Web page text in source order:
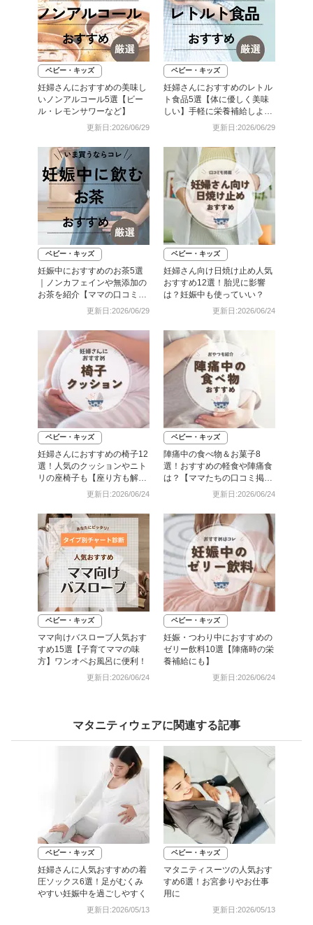
ベビー・キッズ
妊婦さんにおすすめの美味し
いノンアルコール5選【ビー
ル・レモンサワーなど】
更新日:2026/06/29
ベビー・キッズ
妊婦さんにおすすめのレトル
ト食品5選【体に優しく美味
しい】手軽に栄養補給しよ
更新日:2026/06/29
ベビー・キッズ
妊娠中におすすめのお茶5選
｜ノンカフェインや無添加の
お茶を紹介【ママの口コミ
更新日:2026/06/29
ベビー・キッズ
妊婦さん向け日焼け止め人気
おすすめ12選！胎児に影響
は？妊娠中も使っていい？
更新日:2026/06/24
ベビー・キッズ
妊婦さんにおすすめの椅子12
選！人気のクッションやニト
リの座椅子も【座り方も解
更新日:2026/06/24
ベビー・キッズ
陣痛中の食べ物＆お菓子8
選！おすすめの軽食や陣痛食
は？【ママたちの口コミ掲
更新日:2026/06/24
ベビー・キッズ
ママ向けバスローブ人気おす
すめ15選【子育てママの味
方】ワンオペお風呂に便利！
更新日:2026/06/24
ベビー・キッズ
妊娠・つわり中におすすめの
ゼリー飲料10選【陣痛時の栄
養補給にも】
更新日:2026/06/24
マタニティウェアに関連する記事
ベビー・キッズ
妊婦さんに人気おすすめの着
圧ソックス6選！足がむくみ
やすい妊娠中を過ごしやすく
更新日:2026/05/13
ベビー・キッズ
マタニティスーツの人気おす
すめ6選！お宮参りやお仕事
用に
更新日:2026/05/13